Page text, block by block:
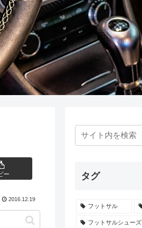
ー
2016.12.19
タグ
フットサル
フットサルシューズ